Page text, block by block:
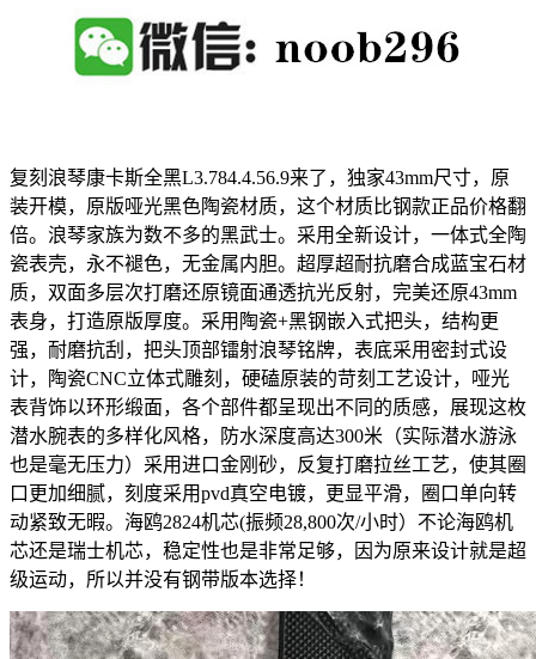
复刻浪琴康卡斯全黑L3.784.4.56.9来了，独家43mm尺寸，原
装开模，原版哑光黑色陶瓷材质，这个材质比钢款正品价格翻
倍。浪琴家族为数不多的黑武士。采用全新设计，一体式全陶
瓷表壳，永不褪色，无金属内胆。超厚超耐抗磨合成蓝宝石材
质，双面多层次打磨还原镜面通透抗光反射，完美还原43mm
表身，打造原版厚度。采用陶瓷+黑钢嵌入式把头，结构更
强，耐磨抗刮，把头顶部镭射浪琴铭牌，表底采用密封式设
计，陶瓷CNC立体式雕刻，硬磕原装的苛刻工艺设计，哑光
表背饰以环形缎面，各个部件都呈现出不同的质感，展现这枚
潜水腕表的多样化风格，防水深度高达300米（实际潜水游泳
也是毫无压力）采用进口金刚砂，反复打磨拉丝工艺，使其圈
口更加细腻，刻度采用pvd真空电镀，更显平滑，圈口单向转
动紧致无暇。海鸥2824机芯(振频28,800次/小时）不论海鸥机
芯还是瑞士机芯，稳定性也是非常足够，因为原来设计就是超
级运动，所以并没有钢带版本选择！